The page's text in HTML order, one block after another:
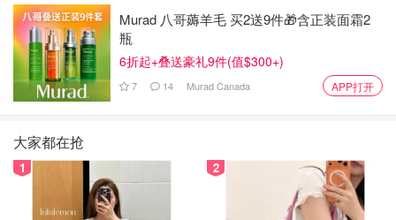
Murad 八哥薅羊毛 买2送9件🎁含正装面霜2
瓶
6折起+叠送豪礼9件(值$300+)
7 14 Murad Canada APP打开
大家都在抢
1 2